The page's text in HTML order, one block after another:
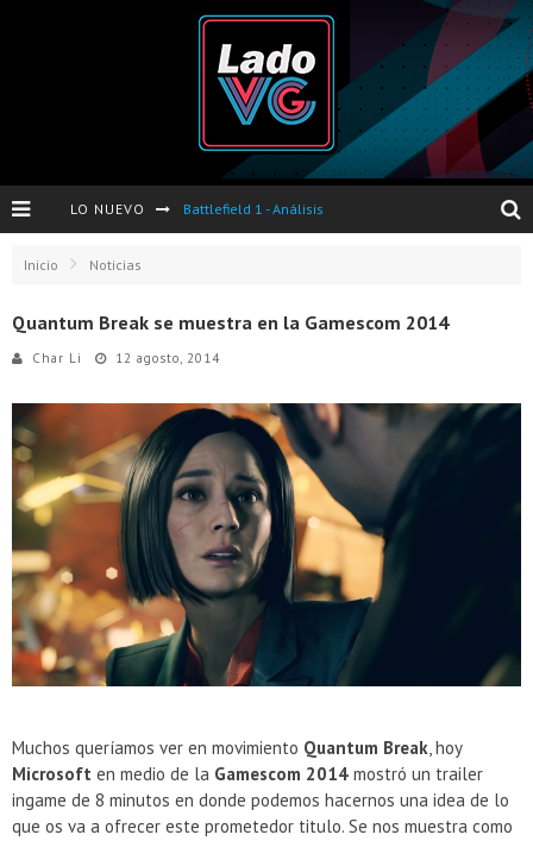
LO NUEVO Battlefield 1 - Análisis
Evento de Nvidia en Argentina - Presentación GeForce GTX 1050 y GTX 1050Ti
Opinión sobre The Last of Us y Left Behind
Inicio Noticias
Quantum Break se muestra en la Gamescom 2014
Char Li 12 agosto, 2014
Muchos queríamos ver en movimiento Quantum Break , hoy
Microsoft en medio de la Gamescom 2014 mostró un trailer
ingame de 8 minutos en donde podemos hacernos una idea de lo
que os va a ofrecer este prometedor titulo. Se nos muestra como